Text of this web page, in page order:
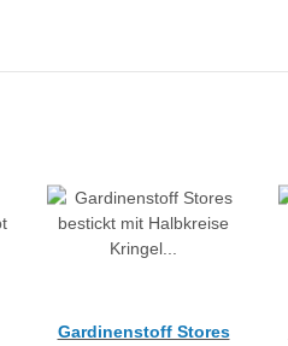
Gardinenstoff Stores